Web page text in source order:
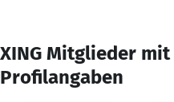
XING Mitglieder
Profilangaben